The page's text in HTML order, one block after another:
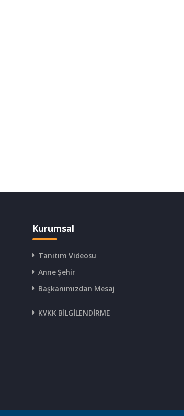
Kurumsal
Tanıtım Videosu
Anne Şehir
Başkanımızdan Mesaj
KVKK BİLGİLENDİRME